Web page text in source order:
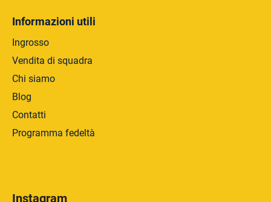
Informazioni utili
Ingrosso
Vendita di squadra
Chi siamo
Blog
Contatti
Programma fedeltà
Instagram